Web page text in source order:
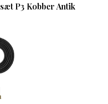
P3 Kobber Antik